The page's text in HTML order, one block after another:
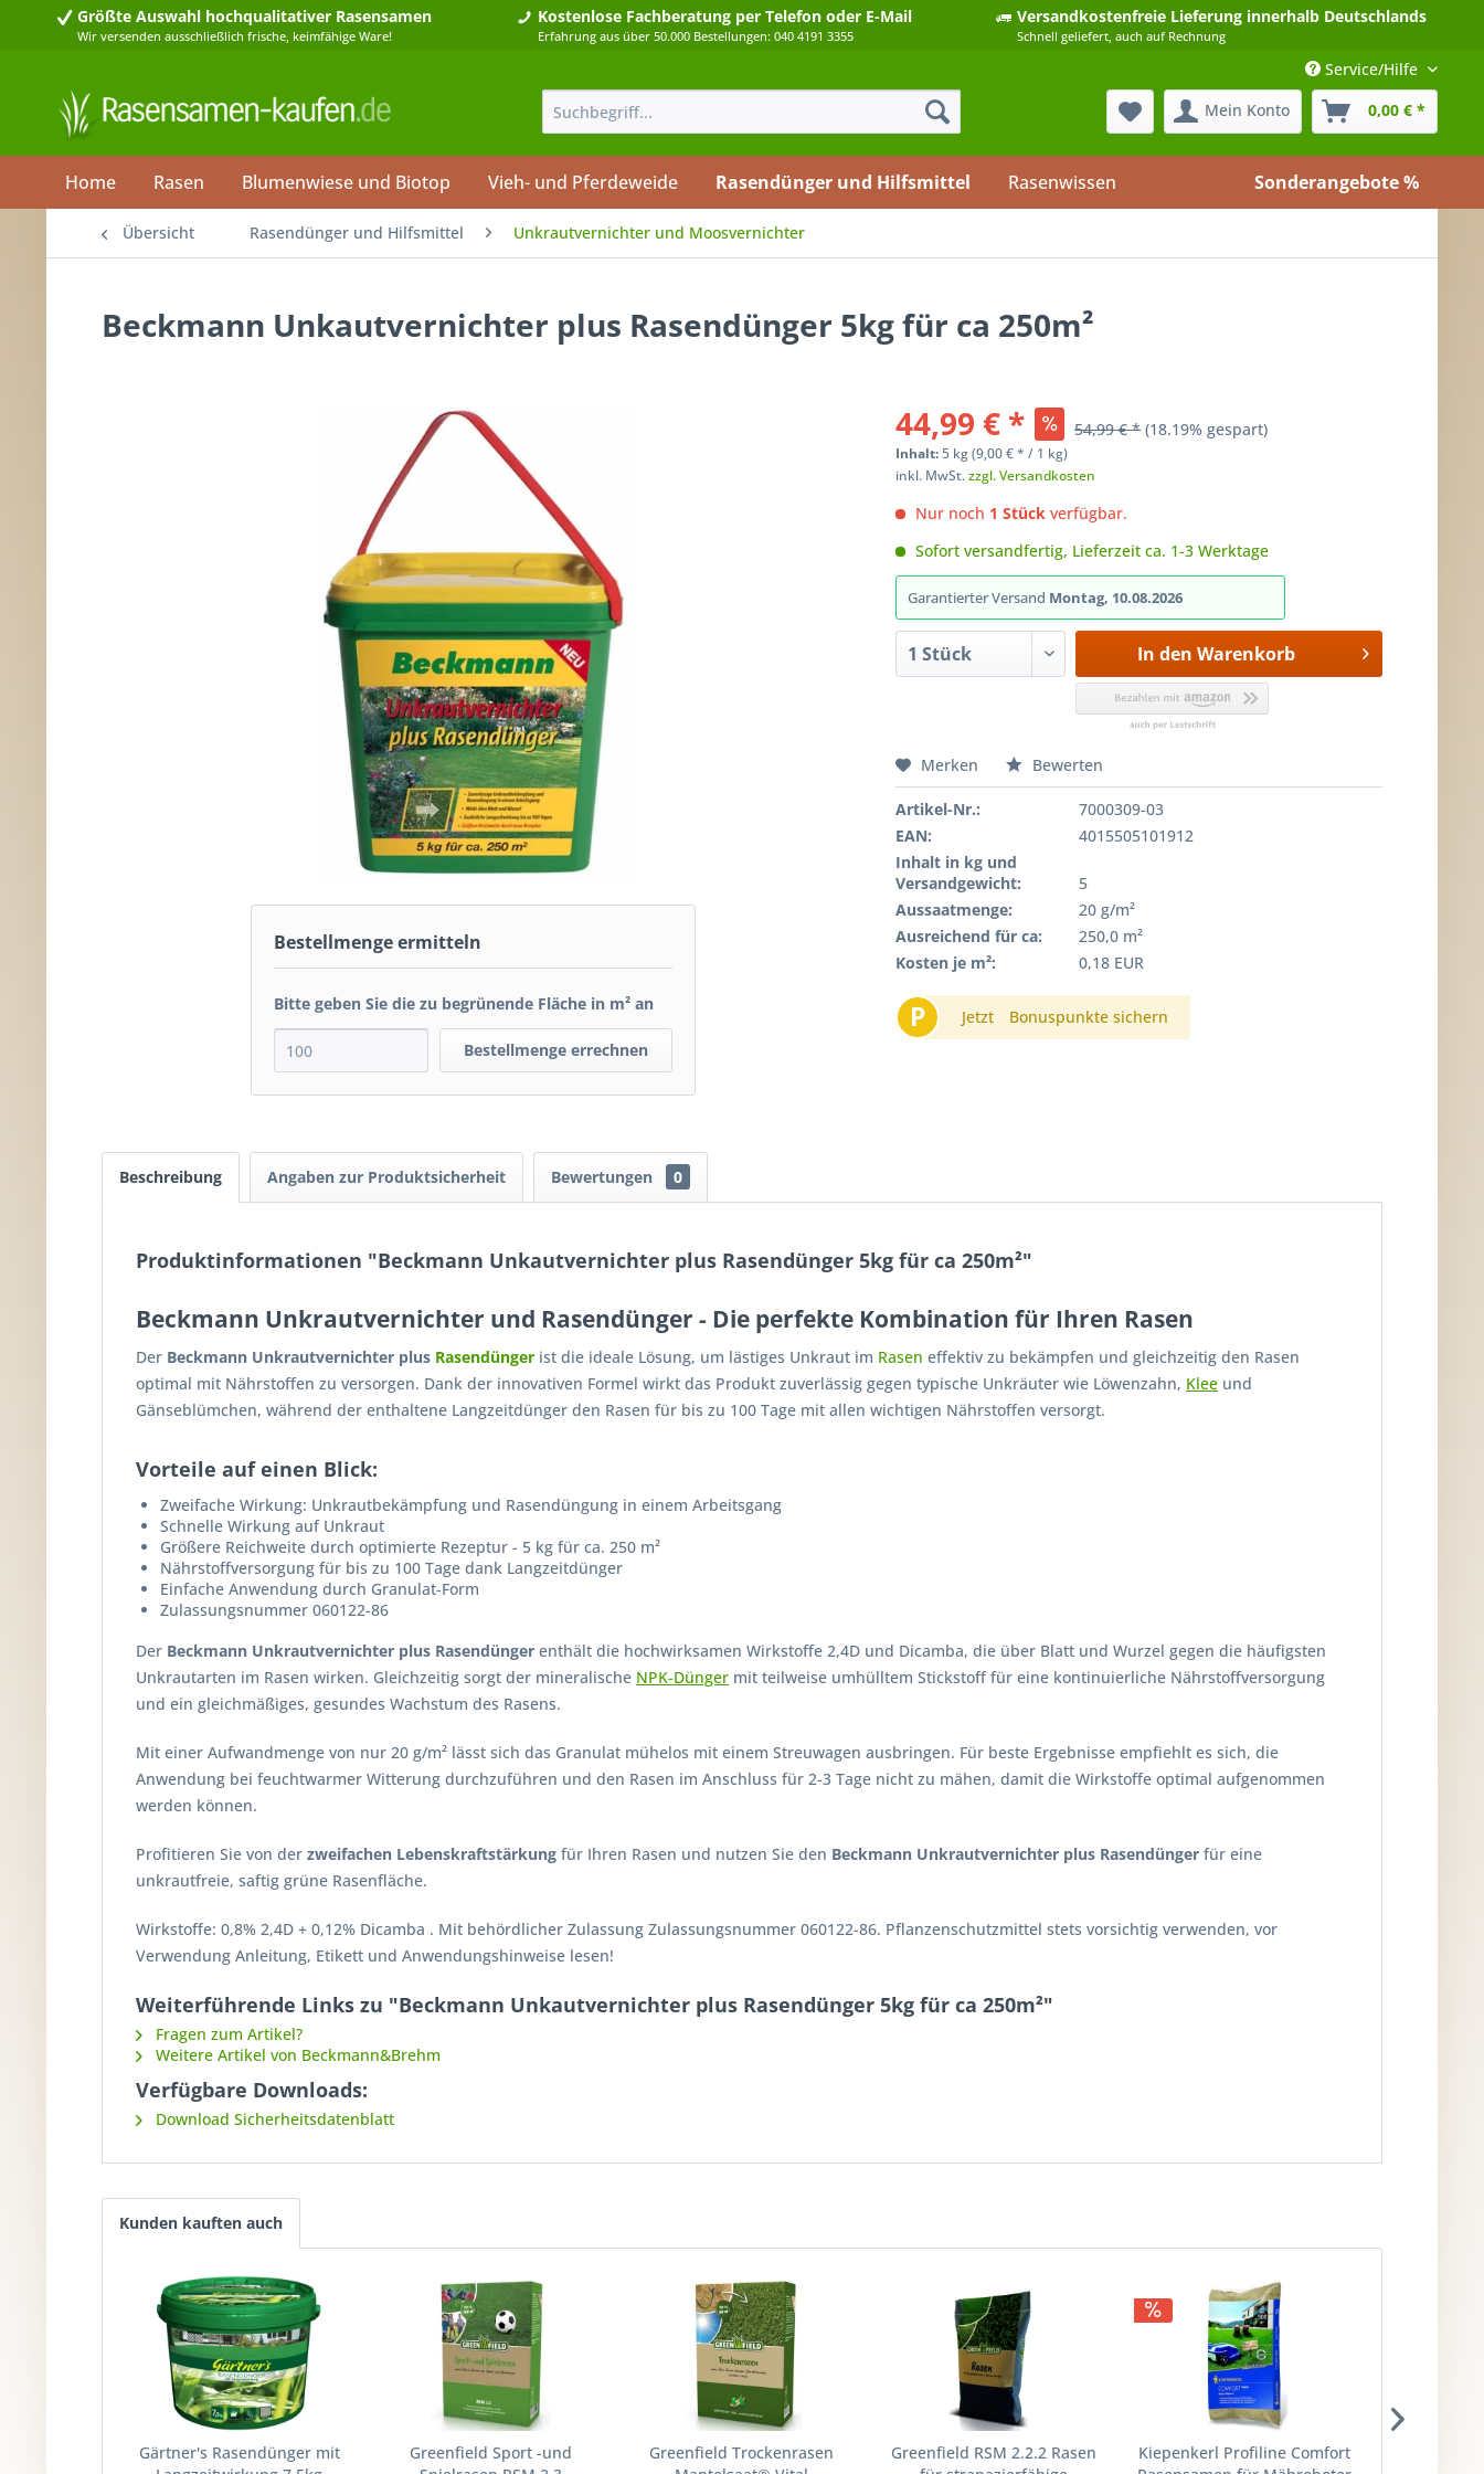
Größte Auswahl hochqualitativer Rasensamen
Wir versenden ausschließlich frische, keimfähige Ware!
Kostenlose Fachberatung per Telefon oder E-Mail
Erfahrung aus über 50.000 Bestellungen: 040 4191 3355
Versandkostenfreie Lieferung innerhalb Deutschlands
Schnell geliefert, auch auf Rechnung
Service/Hilfe
Mein Konto
0,00 € *
Home Rasen Blumenwiese und Biotop Vieh- und Pferdeweide Rasendünger und Hilfsmittel Sonderangebote %
Rasenwissen
Übersicht Rasendünger und Hilfsmittel Unkrautvernichter und Moosvernichter
Beckmann Unkautvernichter plus Rasendünger 5kg für ca 250m²
Bestellmenge ermitteln
Bitte geben Sie die zu begrünende Fläche in m² an
Bestellmenge errechnen
44,99 € * 54,99 € * (18.19% gespart)
Inhalt:5 kg (9,00 €* / 1 kg)
inkl. MwSt.zzgl. Versandkosten
Nur noch 1 Stück verfügbar.
Sofort versandfertig, Lieferzeit ca. 1-3 Werktage
Garantierter Versand Montag, 10.08.2026
In den Warenkorb
Merken Bewerten
Artikel-Nr.:
7000309-03
EAN:
4015505101912
Inhalt in kg und
Versandgewicht:
5
Aussaatmenge:
20 g/m²
Ausreichend für ca:
250,0 m²
Kosten je m²:
0,18 EUR
P Jetzt Bonuspunkte sichern
Beschreibung Angaben zur Produktsicherheit Bewertungen 0
Produktinformationen "Beckmann Unkautvernichter plus Rasendünger 5kg für ca 250m²"
Beckmann Unkrautvernichter und Rasendünger - Die perfekte Kombination für Ihren Rasen
Der Beckmann Unkrautvernichter plus Rasendünger ist die ideale Lösung, um lästiges Unkraut im Rasen effektiv zu bekämpfen und gleichzeitig den Rasen
optimal mit Nährstoffen zu versorgen. Dank der innovativen Formel wirkt das Produkt zuverlässig gegen typische Unkräuter wie Löwenzahn, Klee und
Gänseblümchen, während der enthaltene Langzeitdünger den Rasen für bis zu 100 Tage mit allen wichtigen Nährstoffen versorgt.
Vorteile auf einen Blick:
Zweifache Wirkung: Unkrautbekämpfung und Rasendüngung in einem Arbeitsgang
Schnelle Wirkung auf Unkraut
Größere Reichweite durch optimierte Rezeptur - 5 kg für ca. 250 m²
Nährstoffversorgung für bis zu 100 Tage dank Langzeitdünger
Einfache Anwendung durch Granulat-Form
Zulassungsnummer 060122-86
Der Beckmann Unkrautvernichter plus Rasendünger enthält die hochwirksamen Wirkstoffe 2,4D und Dicamba, die über Blatt und Wurzel gegen die häufigsten
Unkrautarten im Rasen wirken. Gleichzeitig sorgt der mineralische NPK-Dünger mit teilweise umhülltem Stickstoff für eine kontinuierliche Nährstoffversorgung
und ein gleichmäßiges, gesundes Wachstum des Rasens.
Mit einer Aufwandmenge von nur 20 g/m² lässt sich das Granulat mühelos mit einem Streuwagen ausbringen. Für beste Ergebnisse empfiehlt es sich, die
Anwendung bei feuchtwarmer Witterung durchzuführen und den Rasen im Anschluss für 2-3 Tage nicht zu mähen, damit die Wirkstoffe optimal aufgenommen
werden können.
Profitieren Sie von der zweifachen Lebenskraftstärkung für Ihren Rasen und nutzen Sie den Beckmann Unkrautvernichter plus Rasendünger für eine
unkrautfreie, saftig grüne Rasenfläche.
Wirkstoffe: 0,8% 2,4D + 0,12% Dicamba . Mit behördlicher Zulassung Zulassungsnummer 060122-86. Pflanzenschutzmittel stets vorsichtig verwenden, vor
Verwendung Anleitung, Etikett und Anwendungshinweise lesen!
Weiterführende Links zu "Beckmann Unkautvernichter plus Rasendünger 5kg für ca 250m²"
Fragen zum Artikel?
Weitere Artikel von Beckmann&Brehm
Verfügbare Downloads:
Download Sicherheitsdatenblatt
Kunden kauften auch
Gärtner's Rasendünger mit
Greenfield Sport -und
Greenfield Trockenrasen
Greenfield RSM 2.2.2 Rasen
Kiepenkerl Profiline Comfort